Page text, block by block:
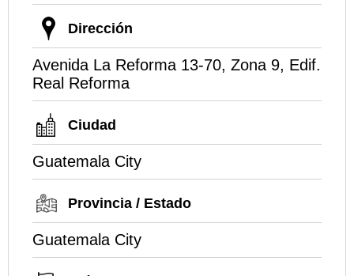
Dirección
Avenida La Reforma 13-70, Zona 9, Edif.
Real Reforma
Ciudad
Guatemala City
Provincia / Estado
Guatemala City